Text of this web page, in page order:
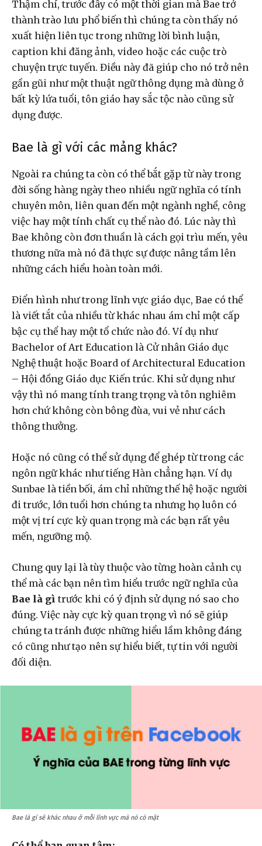
Thậm chí, trước đây có một thời gian mà Bae trở
thành trào lưu phổ biến thì chúng ta còn thấy nó
xuất hiện liên tục trong những lời bình luận,
caption khi đăng ảnh, video hoặc các cuộc trò
chuyện trực tuyến. Điều này đã giúp cho nó trở nên
gần gũi như một thuật ngữ thông dụng mà dùng ở
bất kỳ lứa tuổi, tôn giáo hay sắc tộc nào cũng sử
dụng được.
Bae là gì với các mảng khác?
Ngoài ra chúng ta còn có thể bắt gặp từ này trong
đời sống hàng ngày theo nhiều ngữ nghĩa có tính
chuyên môn, liên quan đến một ngành nghề, công
việc hay một tính chất cụ thể nào đó. Lúc này thì
Bae không còn đơn thuần là cách gọi trìu mến, yêu
thương nữa mà nó đã thực sự được nâng tầm lên
những cách hiểu hoàn toàn mới.
Điển hình như trong lĩnh vực giáo dục, Bae có thể
là viết tắt của nhiều từ khác nhau ám chỉ một cấp
bậc cụ thể hay một tổ chức nào đó. Ví dụ như
Bachelor of Art Education là Cử nhân Giáo dục
Nghệ thuật hoặc Board of Architectural Education
– Hội đồng Giáo dục Kiến trúc. Khi sử dụng như
vậy thì nó mang tính trang trọng và tôn nghiêm
hơn chứ không còn bông đùa, vui vẻ như cách
thông thưởng.
Hoặc nó cũng có thể sử dụng để ghép từ trong các
ngôn ngữ khác như tiếng Hàn chẳng hạn. Ví dụ
Sunbae là tiền bối, ám chỉ những thế hệ hoặc người
đi trước, lớn tuổi hơn chúng ta nhưng họ luôn có
một vị trí cực kỳ quan trọng mà các bạn rất yêu
mến, ngưỡng mộ.
Chung quy lại là tùy thuộc vào từng hoàn cảnh cụ
thể mà các bạn nên tìm hiểu trước ngữ nghĩa của
Bae là gì trước khi có ý định sử dụng nó sao cho
đúng. Việc này cực kỳ quan trọng vì nó sẽ giúp
chúng ta tránh được những hiểu lầm không đáng
có cũng như tạo nên sự hiểu biết, tự tin với người
đối diện.
Bae là gì sẽ khác nhau ở mỗi lĩnh vực mà nó có mặt